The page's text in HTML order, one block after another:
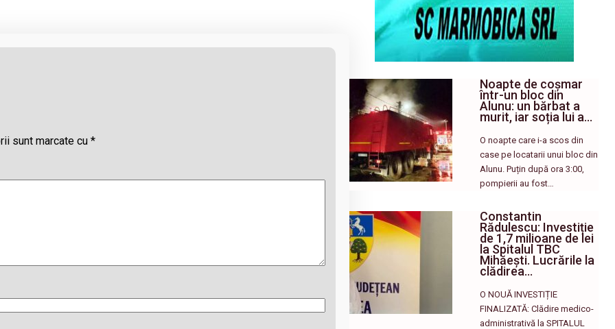
sunt marcate cu *
Noapte de coșmar
într-un bloc din
Alunu: un bărbat a
murit, iar soția lui a…
O noapte care i-a scos din
case pe locatarii unui bloc din
Alunu. Puțin după ora 3:00,
pompierii au fost…
Constantin
Rădulescu: Investiție
de 1,7 milioane de lei
la Spitalul TBC
Mihăești. Lucrările la
clădirea…
O NOUĂ INVESTIȚIE
FINALIZATĂ: Clădire medico-
administrativă la SPITALUL